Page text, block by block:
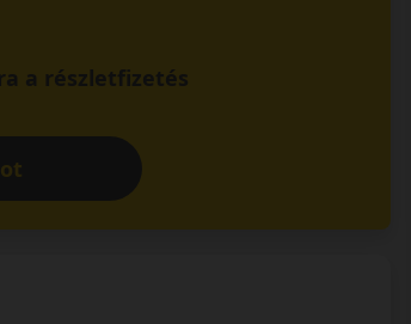
a részletfizetés